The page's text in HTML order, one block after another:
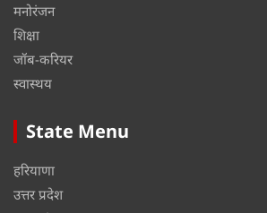
मनोरंजन
शिक्षा
जॉब-करियर
स्वास्थय
State Menu
हरियाणा
उत्तर प्रदेश